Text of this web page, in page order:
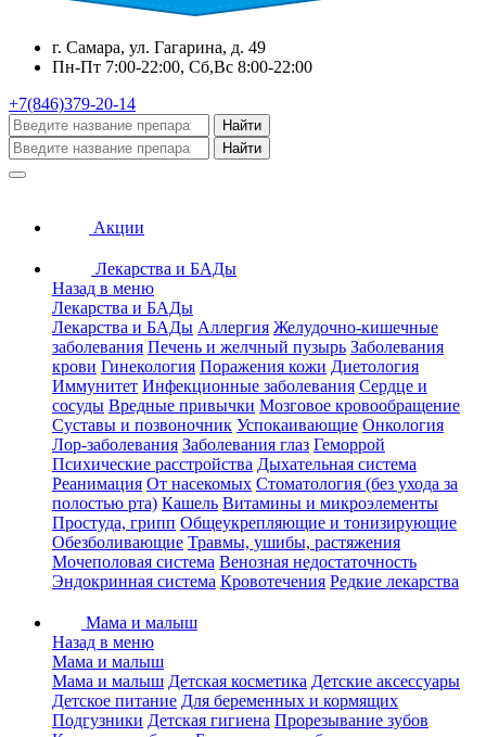
г. Самара, ул. Гагарина, д. 49
Пн-Пт 7:00-22:00, Сб,Вс 8:00-22:00
+7(846)379-20-14
Найти
Найти
Акции
Лекарства и БАДы
Назад в меню
Лекарства и БАДы
Лекарства и БАДы Аллергия Желудочно-кишечные
заболевания Печень и желчный пузырь Заболевания
крови Гинекология Поражения кожи Диетология
Иммунитет Инфекционные заболевания Сердце и
сосуды Вредные привычки Мозговое кровообращение
Суставы и позвоночник Успокаивающие Онкология
Лор-заболевания Заболевания глаз Геморрой
Психические расстройства Дыхательная система
Реанимация От насекомых Стоматология (без ухода за
полостью рта) Кашель Витамины и микроэлементы
Простуда, грипп Общеукрепляющие и тонизирующие
Обезболивающие Травмы, ушибы, растяжения
Мочеполовая система Венозная недостаточность
Эндокринная система Кровотечения Редкие лекарства
Мама и малыш
Назад в меню
Мама и малыш
Мама и малыш Детская косметика Детские аксессуары
Детское питание Для беременных и кормящих
Подгузники Детская гигиена Прорезывание зубов